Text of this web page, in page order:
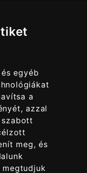
egyéb
a
azzal
meg, és
SEGÍTIK